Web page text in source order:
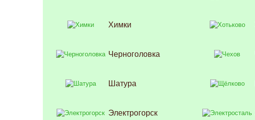
Химки
Черноголовка
Шатура
Электрогорск